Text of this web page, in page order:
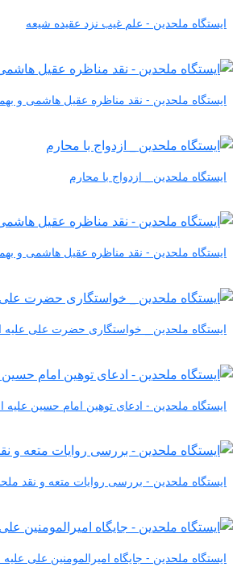
ایستگاه ملحدین - علم غیب نزد عقیده شیعه
ایستگاه ملحدین - نقد مناظره عقیل هاشمی و
ایستگاه ملحدین _ ازدواج با محارم
ایستگاه ملحدین - نقد مناظره عقیل هاشمی و
ایستگاه ملحدین _ خواستگاری حضرت علی علیه
ایستگاه ملحدین - ادعای توهین امام حسین علیه
ایستگاه ملحدین - بررسی روایات متعه و نقد
ایستگاه ملحدین - جایگاه امیرالمومنین علی